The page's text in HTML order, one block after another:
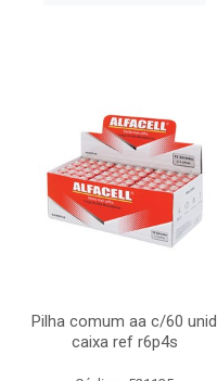
Pilha comum aa c/60 unid
caixa ref r6p4s